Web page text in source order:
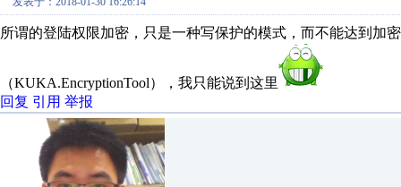
所谓的登陆权限加密，只是一种写保护的模式，而不能达到加
（KUKA.EncryptionTool），我只能说到这里
回复 引用 举报